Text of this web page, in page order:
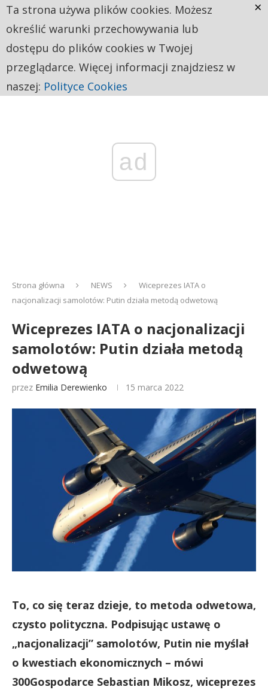
ad
Strona główna NEWS
Wiceprezes IATA o
nacjonalizacji samolotów: Putin działa metodą odwetową
Wiceprezes IATA o nacjonalizacji
samolotów: Putin działa metodą
odwetową
przez Emilia Derewienko 15 marca 2022
To, co się teraz dzieje, to metoda odwetowa,
czysto polityczna. Podpisując ustawę o
„nacjonalizacji” samolotów, Putin nie myślał
o kwestiach ekonomicznych – mówi
300Gospodarce Sebastian Mikosz, wiceprezes
Ta strona używa plików cookies. Możesz
określić warunki przechowywania lub
dostępu do plików cookies w Twojej
przeglądarce. Więcej informacji znajdziesz w
naszej: Polityce Cookies
×